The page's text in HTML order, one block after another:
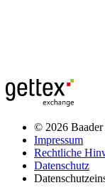
© 2026
Impressum
Rechtliche
Datenschutz